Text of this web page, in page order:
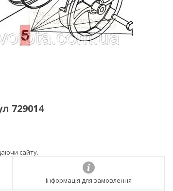
729014
сайту.
Інформація для замовлення